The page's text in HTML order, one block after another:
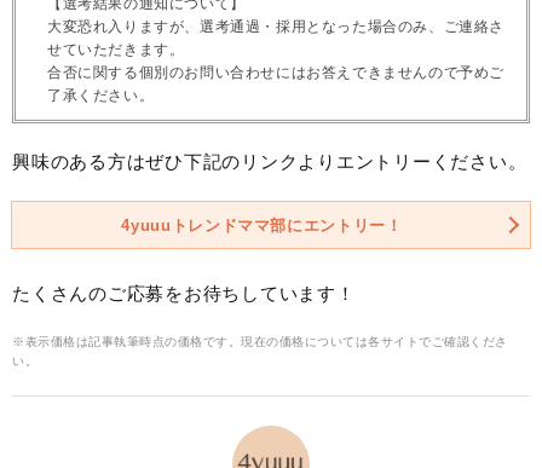
【選考結果の通知について】
大変恐れ入りますが、選考通過・採用となった場合のみ、ご連絡さ
せていただきます。
合否に関する個別のお問い合わせにはお答えできませんので予めご
了承ください。
興味のある方はぜひ下記のリンクよりエントリーください。
4yuuuトレンドママ部にエントリー！
たくさんのご応募をお待ちしています！
※表示価格は記事執筆時点の価格です。現在の価格については各サイトでご確認くださ
い。